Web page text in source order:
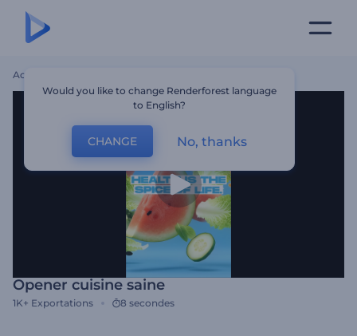
Accueil
Opener cuisine saine
1K+ Exportations 8 secondes
Would you like to change Renderforest language
to English?
CHANGE No, thanks